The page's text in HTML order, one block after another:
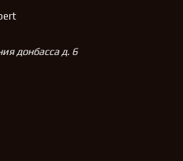
донбасса д. 6